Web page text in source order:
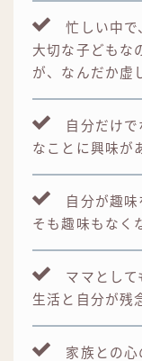
忙しい中で
大切な子どもな
が、なんだか虚
自分だけで
なことに興味が
自分が趣味
そも趣味もなく
ママとして
生活と自分が残
家族との心